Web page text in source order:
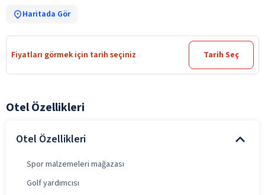
Haritada Gör
Fiyatları görmek için tarih seçiniz Tarih Seç
Otel Özellikleri
Otel Özellikleri
Spor malzemeleri mağazası
Golf yardımcısı